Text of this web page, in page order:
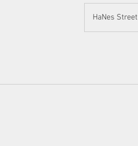
HaNes Street